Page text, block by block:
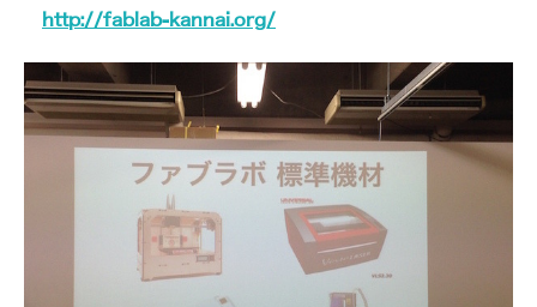
http://fablab-kannai.org/